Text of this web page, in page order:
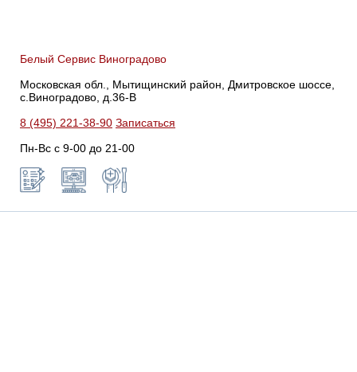
Белый Сервис Виноградово
Московская обл., Мытищинский район, Дмитровское шоссе,
с.Виноградово, д.36-В
8 (495) 221-38-90 Записаться
Пн-Вс с 9-00 до 21-00